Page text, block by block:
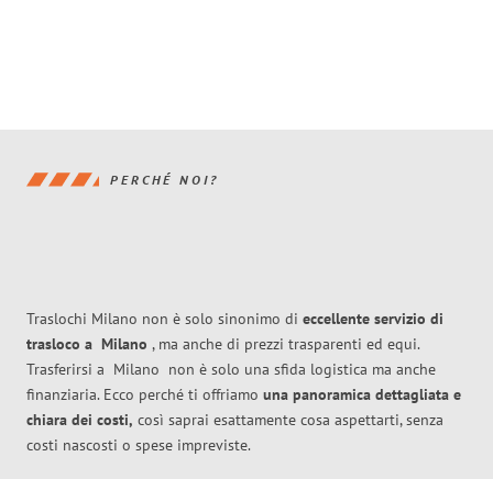
PERCHÉ NOI?
Traslochi Milano non è solo sinonimo di eccellente servizio di
trasloco a Milano , ma anche di prezzi trasparenti ed equi.
Trasferirsi a Milano non è solo una sfida logistica ma anche
finanziaria. Ecco perché ti offriamo una panoramica dettagliata e
chiara dei costi, così saprai esattamente cosa aspettarti, senza
costi nascosti o spese impreviste.